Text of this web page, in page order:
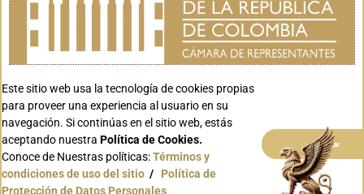
X_@CamaraColombia
Youtube_@CamaraColombia
Youtube_@CanalCongreso
Conoce GOV.CO
Este sitio web usa la tecnología de cookies propias
para proveer una experiencia al usuario en su
navegación. Si continúas en el sitio web, estás
aceptando nuestra Política de Cookies.
Conoce de Nuestras políticas:Términos y
condiciones de uso del sitio / Política de
Protección de Datos Personales
Aceptar